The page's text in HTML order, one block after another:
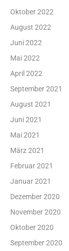
Oktober 2022
August 2022
Juni 2022
Mai 2022
April 2022
September 2021
August 2021
Juni 2021
Mai 2021
März 2021
Februar 2021
Januar 2021
Dezember 2020
November 2020
Oktober 2020
September 2020